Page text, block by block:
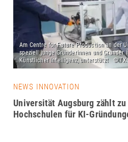
NEWS INNOVATION
Universität Augsburg zählt zu
Hochschulen für KI-